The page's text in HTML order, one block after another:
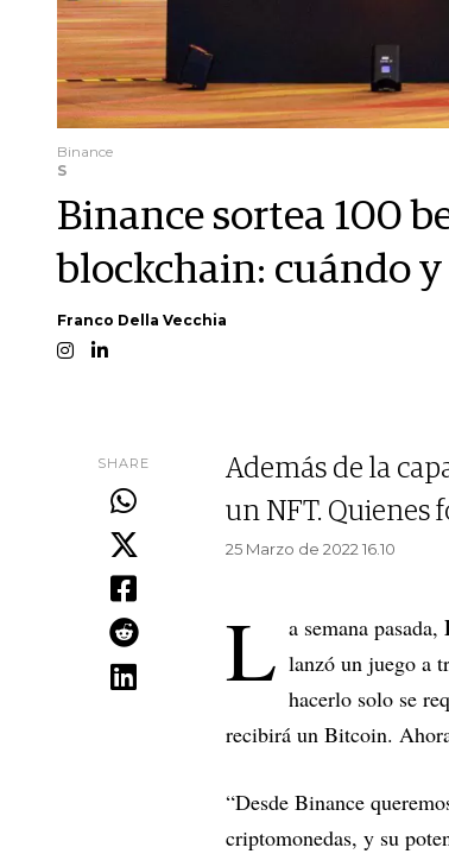
Binance
S
Binance sortea 100
blockchain: cuándo
Franco Della Vecchia
SHARE
Además de la
un NFT. Quienes
25 Marzo de 2022 16.10
L a semana pasada,
lanzó un juego a
hacerlo solo se
recibirá un Bitcoin.
“Desde Binance
criptomonedas, y su